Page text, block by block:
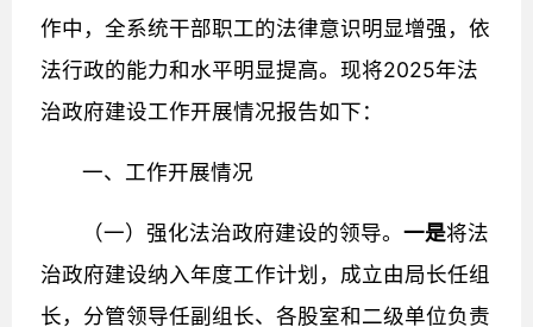
作中，全系统干部职工的法律意识明显增强，依
法行政的能力和水平明显提高。现将2025年法
治政府建设工作开展情况报告如下：
一、工作开展情况
（一）强化法治政府建设的领导。一是将法
治政府建设纳入年度工作计划，成立由局长任组
长，分管领导任副组长、各股室和二级单位负责